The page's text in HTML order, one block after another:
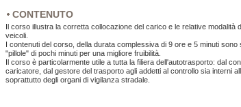
CONTENUTO
Il corso illustra la corretta collocazione del carico e le relative modalità
veicoli.
I contenuti del corso, della durata complessiva di 9 ore e 5 minuti sono
"pillole" di pochi minuti per una migliore fruibilità.
Il corso è particolarmente utile a tutta la filiera dell'autotrasporto: dal
caricatore, dal gestore del trasporto agli addetti al controllo sia interni
soprattutto degli organi di vigilanza stradale.